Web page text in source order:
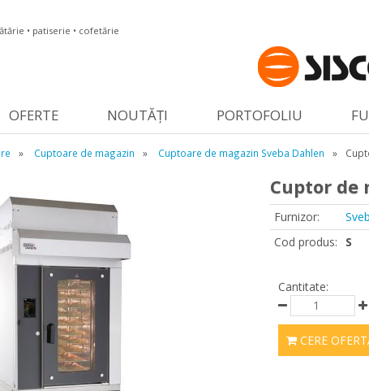
• patiserie • cofetărie
OFERTE NOUTĂŢI PORTOFOLIU
» Cuptoare de magazin » Cuptoare de magazin Sveba Dahlen »
Cuptor de
Furnizor:
Cod produs:
S
Cantitate:
CERE